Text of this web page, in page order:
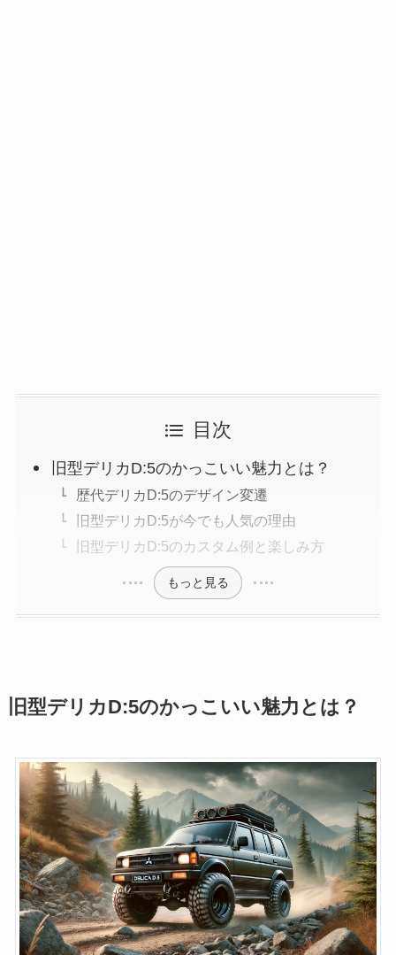
目次
旧型デリカD:5のかっこいい魅力とは？
歴代デリカD:5のデザイン変遷
旧型デリカD:5が今でも人気の理由
旧型デリカD:5のカスタム例と楽しみ方
もっと見る
旧型デリカD:5のかっこいい魅力とは？